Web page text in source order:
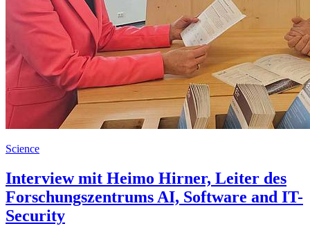
Science
Interview mit Heimo Hirner, Leiter des
Forschungszentrums AI, Software and IT-
Security